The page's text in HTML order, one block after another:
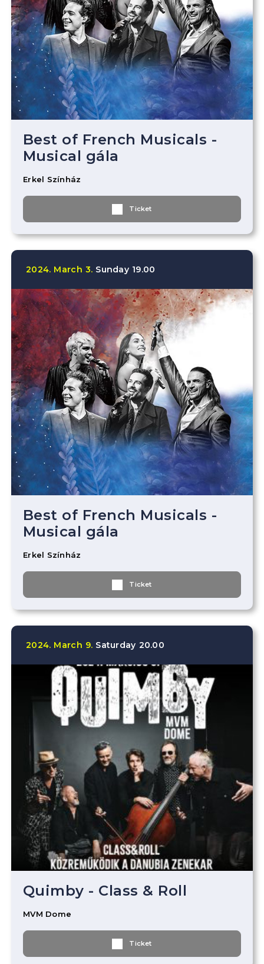
Best of French Musicals -
Musical gála
Erkel Színház
Ticket
2024. March 3. Sunday 19.00
Best of French Musicals -
Musical gála
Erkel Színház
Ticket
2024. March 9. Saturday 20.00
Quimby - Class & Roll
MVM Dome
Ticket